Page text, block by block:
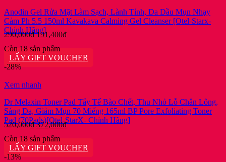
Anodin Gel Rửa Mặt Làm Sạch, Lành Tính, Da Dầu Mụn Nhạy
Cảm Ph 5.5 150ml Kavakava Calming Gel Cleanser [Otel-Starx-
Chính Hãng]
290,000₫Giá
là:
290,000₫.
191,400₫Giá
là:
Còn 18 sản phẩm
LẤY GIFT VOUCHER
-28%
Xem nhanh
Dr Melaxin Toner Pad Tẩy Tế Bào Chết, Thu Nhỏ Lỗ Chân Lông,
Sáng Da, Giảm Mụn 70 Miếng 165ml BP Pore Exfoliating Toner
Pad (70Pads)[Otel-StarX- Chính Hãng]
520,000₫Giá
là:
520,000₫.
372,000₫Giá
là:
Còn 18 sản phẩm
LẤY GIFT VOUCHER
-13%